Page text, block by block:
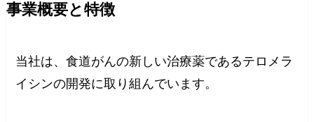
事業概要と特徴
当社は、食道がんの新しい治療薬であるテロメラ
イシンの開発に取り組んでいます。